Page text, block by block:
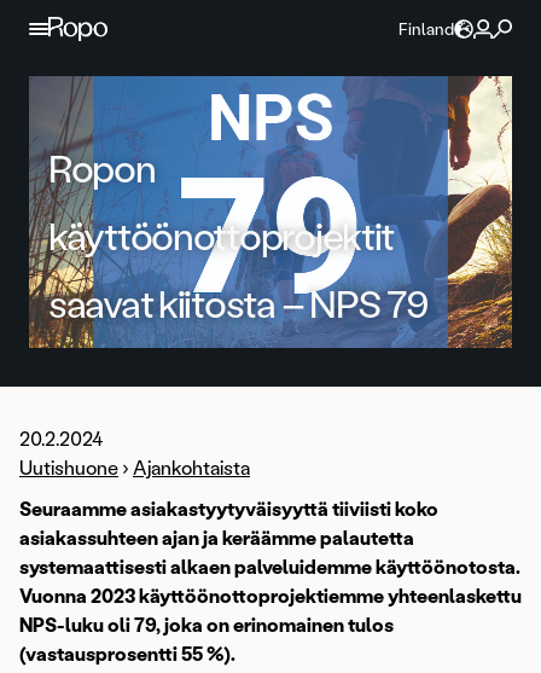
Jatka sisältöön
Finland
Ropon
käyttöönottoprojektit
saavat kiitosta – NPS 79
20.2.2024
Uutishuone › Ajankohtaista
Seuraamme asiakastyytyväisyyttä tiiviisti koko
asiakassuhteen ajan ja keräämme palautetta
systemaattisesti alkaen palveluidemme käyttöönotosta.
Vuonna 2023 käyttöönottoprojektiemme yhteenlaskettu
NPS-luku oli 79, joka on erinomainen tulos
(vastausprosentti 55 %).